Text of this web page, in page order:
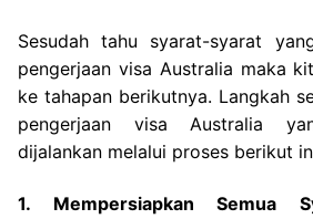
Sesudah tahu syarat-syarat
pengerjaan visa Australia maka
ke tahapan berikutnya. Langkah
pengerjaan visa Australia
dijalankan melalui proses berikut
1. Mempersiapkan Semua